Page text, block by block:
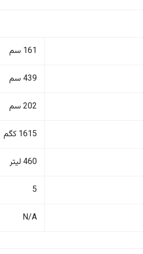
161 سم
439 سم
202 سم
1615 کگم
460 لیتر
5
N/A